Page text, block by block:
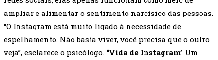
ampliar e alimentar o sentimento narcísico das pessoas.
“O Instagram está muito ligado à necessidade de
espelhamento. Não basta viver, você precisa que o outro
veja”, esclarece o psicólogo. “Vida de Instagram” Um